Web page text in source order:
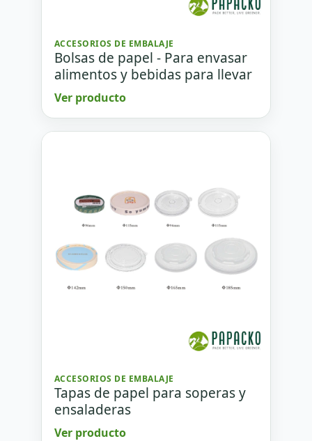
ACCESORIOS DE EMBALAJE
Bolsas de papel - Para envasar
alimentos y bebidas para llevar
Ver producto
ACCESORIOS DE EMBALAJE
Tapas de papel para soperas y
ensaladeras
Ver producto